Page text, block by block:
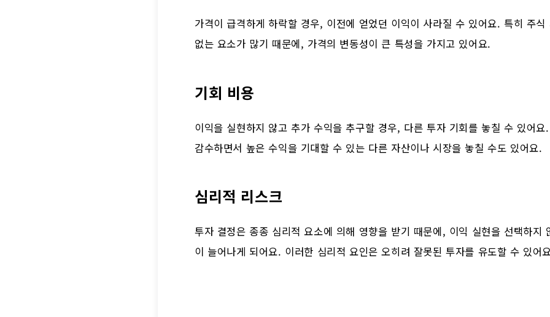
가격이 급격하게 하락할 경우, 이전에 얻었던 이익이 사라질 수 있어요. 특히 주식
없는 요소가 많기 때문에, 가격의 변동성이 큰 특성을 가지고 있어요.
기회 비용
이익을 실현하지 않고 추가 수익을 추구할 경우, 다른 투자 기회를 놓칠 수 있어
감수하면서 높은 수익을 기대할 수 있는 다른 자산이나 시장을 놓칠 수도 있어요.
심리적 리스크
투자 결정은 종종 심리적 요소에 의해 영향을 받기 때문에, 이익 실현을 선택하지
이 늘어나게 되어요. 이러한 심리적 요인은 오히려 잘못된 투자를 유도할 수 있어